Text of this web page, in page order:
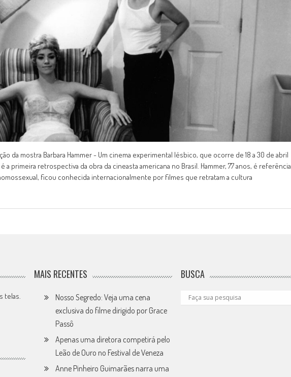
da mostra Barbara Hammer - Um cinema experimental lésbico, que ocorre de 18 a 30 de abril
a primeira retrospectiva da obra da cineasta americana no Brasil. Hammer, 77 anos, é referência
ficou conhecida internacionalmente por filmes que retratam a cultura
telas.
MAIS RECENTES
Nosso Segredo: Veja uma cena
exclusiva do filme dirigido por Grace
Passô
Apenas uma diretora competirá pelo
Leão de Ouro no Festival de Veneza
Anne Pinheiro Guimarães narra uma
BUSCA